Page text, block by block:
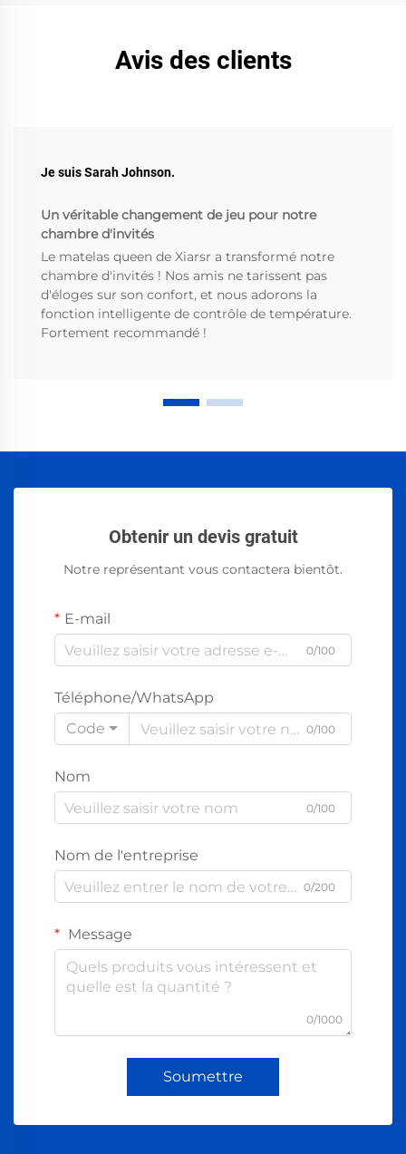
Avis des clients
Je suis Sarah Johnson.
Un véritable changement de jeu pour notre
chambre d'invités
Le matelas queen de Xiarsr a transformé notre
chambre d'invités ! Nos amis ne tarissent pas
d'éloges sur son confort, et nous adorons la
fonction intelligente de contrôle de température.
Fortement recommandé !
Obtenir un devis gratuit
Notre représentant vous contactera bientôt.
E-mail
0/100
Téléphone/WhatsApp
Code
0/100
Nom
0/100
Nom de l'entreprise
0/200
Message
0/1000
Soumettre